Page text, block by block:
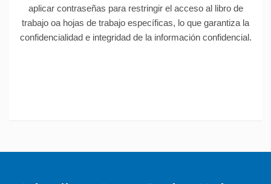
aplicar contraseñas para restringir el acceso al libro de
trabajo oa hojas de trabajo específicas, lo que garantiza la
confidencialidad e integridad de la información confidencial.